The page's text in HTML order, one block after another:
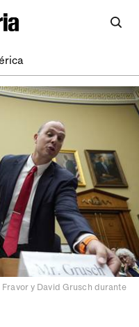
y David Grusch durante